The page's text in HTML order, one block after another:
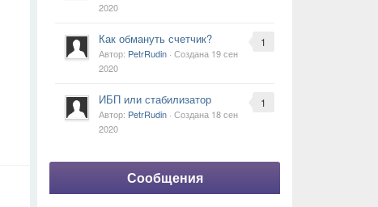
2020
1
Как обмануть счетчик?
Автор: PetrRudin · Создана 19 сен
2020
1
ИБП или стабилизатор
Автор: PetrRudin · Создана 18 сен
2020
Сообщения